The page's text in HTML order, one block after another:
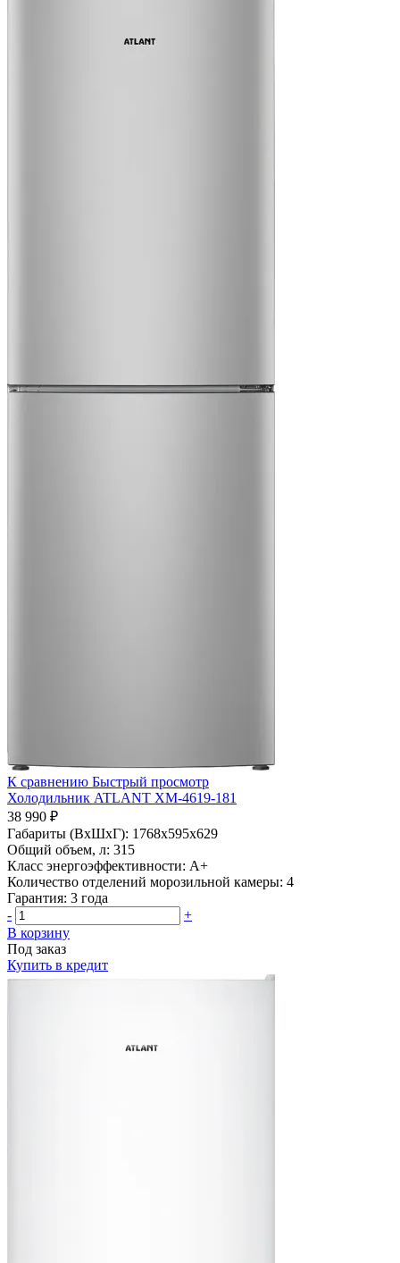
К сравнению Быстрый просмотр
Холодильник ATLANT ХМ-4619-181
38 990 ₽
Габариты (ВхШхГ): 1768х595х629
Общий объем, л: 315
Класс энергоэффективности: A+
Количество отделений морозильной камеры: 4
Гарантия: 3 года
-
+
В корзину
Под заказ
Купить в кредит